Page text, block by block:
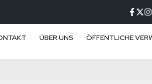
ÜBER UNS ÖFFENTLICHE